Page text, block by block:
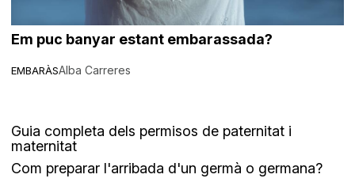
EMBARÀS
Em puc banyar estant embarassada?
Alba Carreres
Guia completa dels permisos de paternitat i
maternitat
Com preparar l'arribada d'un germà o germana?